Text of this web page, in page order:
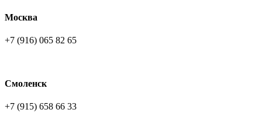
Москва
+7 (916) 065 82 65
Смоленск
+7 (915) 658 66 33